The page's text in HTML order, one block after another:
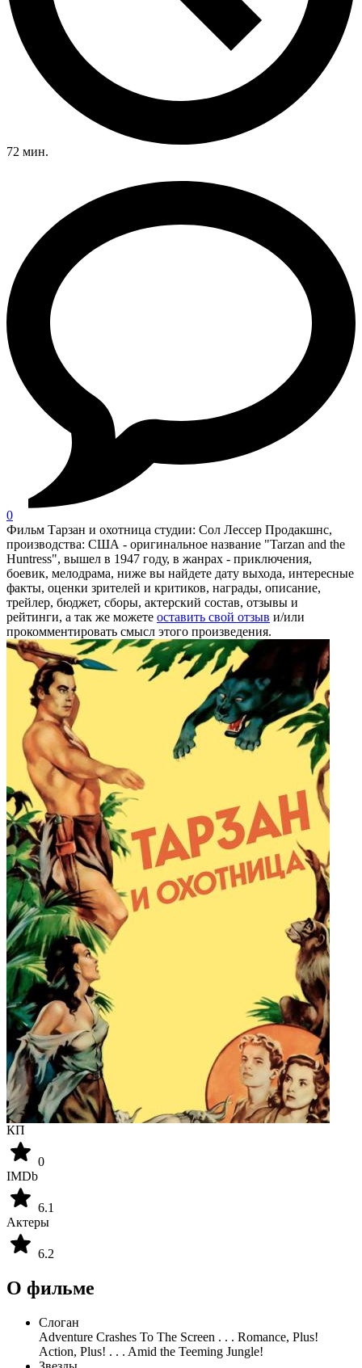
72 мин.
0
Фильм Тарзан и охотница студии: Сол Лессер Продакшнс,
производства: США - оригинальное название "Tarzan and the
Huntress", вышел в 1947 году, в жанрах - приключения,
боевик, мелодрама, ниже вы найдете дату выхода, интересные
факты, оценки зрителей и критиков, награды, описание,
трейлер, бюджет, сборы, актерский состав, отзывы и
рейтинги, а так же можете оставить свой отзыв и/или
прокомментировать смысл этого произведения.
КП
0
IMDb
6.1
Актеры
6.2
О фильме
Слоган
Adventure Crashes To The Screen . . . Romance, Plus!
Action, Plus! . . . Amid the Teeming Jungle!